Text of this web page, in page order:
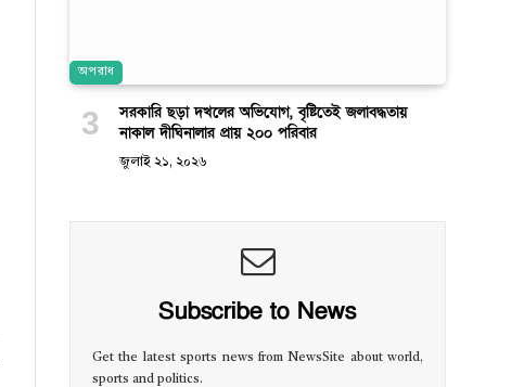
অপরাধ
সরকারি ছড়া দখলের অভিযোগ, বৃষ্টিতেই জলাবদ্ধতায়
নাকাল দীঘিনালার প্রায় ২০০ পরিবার
জুলাই ২১, ২০২৬
Subscribe to News
Get the latest sports news from NewsSite about world,
sports and politics.